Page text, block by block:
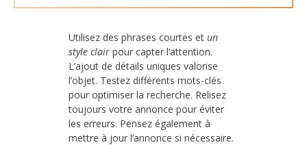
Utilisez des phrases courtes et un
style clair pour capter l’attention.
L’ajout de détails uniques valorise
l’objet. Testez différents mots-clés
pour optimiser la recherche. Relisez
toujours votre annonce pour éviter
les erreurs. Pensez également à
mettre à jour l’annonce si nécessaire.